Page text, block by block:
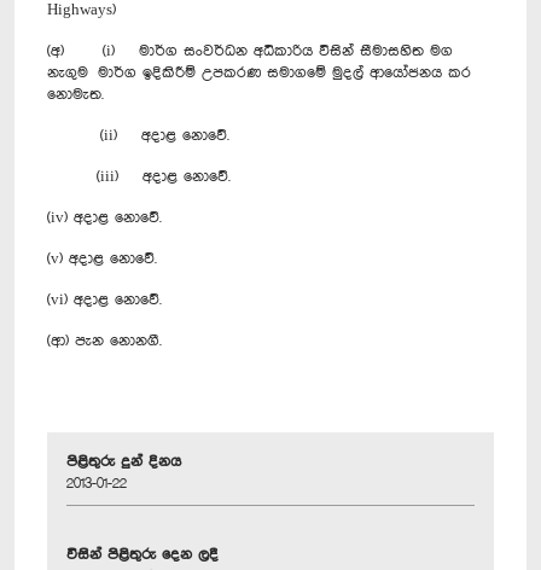
Highways)
(අ) (i) මාර්ග සංවර්ධන අධිකාරිය විසින් සීමාසහිත මග
නැගුම මාර්ග ඉදිකිරීම් උපකරණ සමාගමේ මුදල් ආයෝජනය කර
නොමැත.
(ii) අදාළ නොවේ.
(iii) අදාළ නොවේ.
(iv) අදාළ නොවේ.
(v) අදාළ නොවේ.
(vi) අදාළ නොවේ.
(ආ) පැන නොනගී.
පිළිතුරු දුන් දිනය
2013-01-22
විසින් පිළිතුරු දෙන ලදී